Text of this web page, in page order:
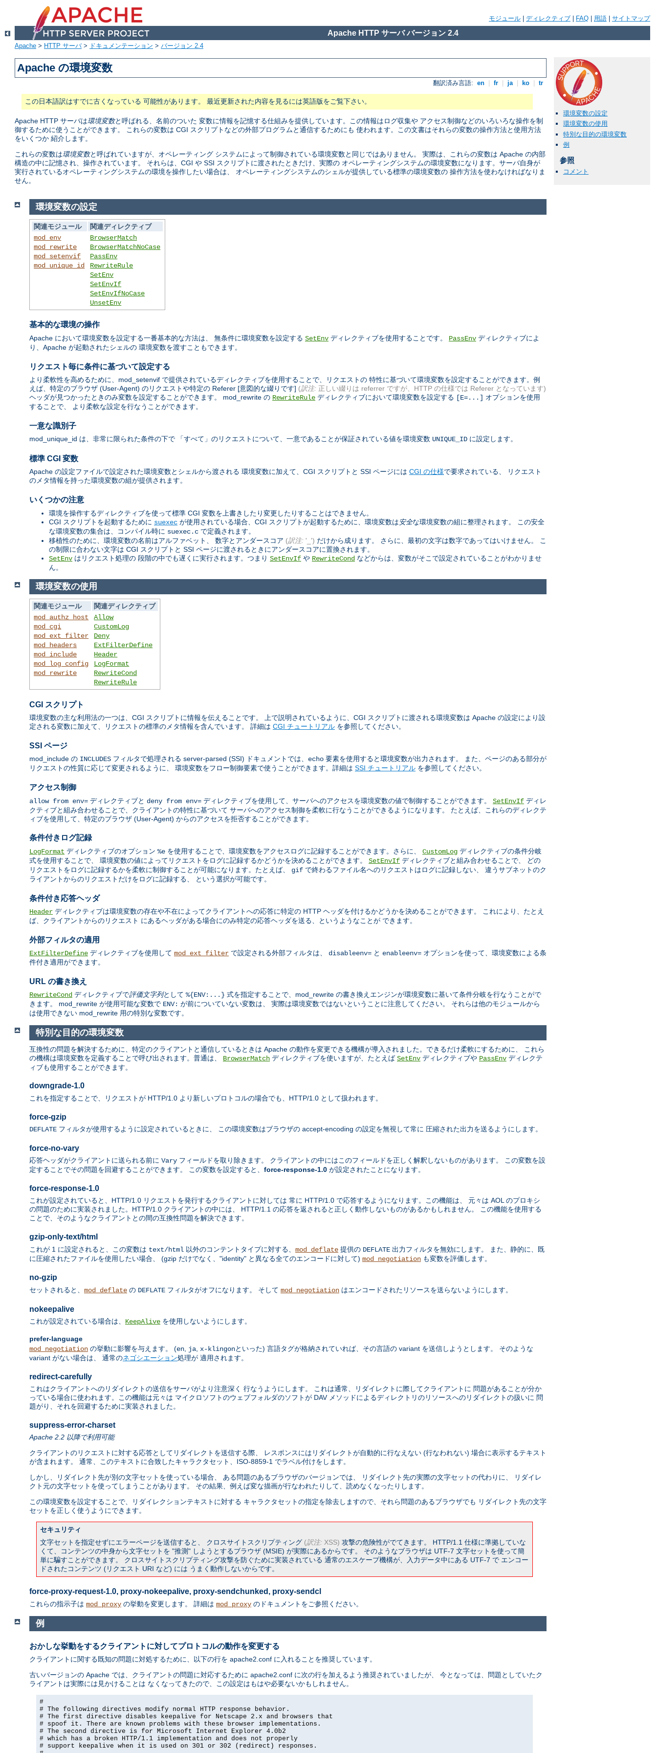
モジュール ディレクティブ FAQ 用語 サイトマップ
Apache HTTP サーバ バージョン 2.4
Apache > HTTP サーバ> ドキュメンテーション > バージョン 2.4
Apache の環境変数
翻訳済み言語: en fr ja ko tr
この日本語訳はすでに古くなっている 可能性があります。 最近更新された内容を見るには英語版をご覧下さい。
Apache HTTP サーバは環境変数と呼ばれる、名前のついた 変数に情報を記憶する仕組みを提供しています。この情報はログ収集や アクセス制御などのいろいろな操作を制
御するために使うことができます。 これらの変数は CGI スクリプトなどの外部プログラムと通信するためにも 使われます。この文書はそれらの変数の操作方法と使用方法
をいくつか 紹介します。
これらの変数は環境変数と呼ばれていますが、オペレーティング システムによって制御されている環境変数と同じではありません。 実際は、これらの変数は Apache の内部
構造の中に記憶され、操作されています。 それらは、CGI や SSI スクリプトに渡されたときだけ、実際の オペレーティングシステムの環境変数になります。サーバ自身が
実行されているオペレーティングシステムの環境を操作したい場合は、 オペレーティングシステムのシェルが提供している標準の環境変数の 操作方法を使わなければなりま
せん。
環境変数の設定
環境変数の使用
特別な目的の環境変数
例
参照
コメント
環境変数の設定
関連モジュール
関連ディレクティブ
mod_env
mod_rewrite
mod_setenvif
mod_unique_id
BrowserMatch
BrowserMatchNoCase
PassEnv
RewriteRule
SetEnv
SetEnvIf
SetEnvIfNoCase
UnsetEnv
基本的な環境の操作
Apache において環境変数を設定する一番基本的な方法は、 無条件に環境変数を設定する SetEnv ディレクティブを使用することです。 PassEnv ディレクティブによ
り、Apache が起動されたシェルの 環境変数を渡すこともできます。
リクエスト毎に条件に基づいて設定する
より柔軟性を高めるために、mod_setenvif で提供されているディレクティブを使用することで、リクエストの 特性に基づいて環境変数を設定することができます。例
えば、特定のブラウザ (User-Agent) のリクエストや特定の Referer [意図的な綴りです] (訳注: 正しい綴りは referrer ですが、HTTP の仕様では Referer となっています)
ヘッダが見つかったときのみ変数を設定することができます。 mod_rewrite の RewriteRule ディレクティブにおいて環境変数を設定する [E=...] オプションを使用
することで、 より柔軟な設定を行なうことができます。
一意な識別子
mod_unique_id は、非常に限られた条件の下で 「すべて」のリクエストについて、一意であることが保証されている値を環境変数 UNIQUE_ID に設定します。
標準 CGI 変数
Apache の設定ファイルで設定された環境変数とシェルから渡される 環境変数に加えて、CGI スクリプトと SSI ページには CGI の仕様で要求されている、 リクエスト
のメタ情報を持った環境変数の組が提供されます。
いくつかの注意
環境を操作するディレクティブを使って標準 CGI 変数を上書きしたり変更したりすることはできません。
CGI スクリプトを起動するために suexec が使用されている場合、CGI スクリプトが起動するために、環境変数は安全な環境変数の組に整理されます。 この安全
な環境変数の集合は、コンパイル時に suexec.c で定義されます。
移植性のために、環境変数の名前はアルファベット、 数字とアンダースコア (訳注: '_') だけから成ります。 さらに、最初の文字は数字であってはいけません。 こ
の制限に合わない文字は CGI スクリプトと SSI ページに渡されるときにアンダースコアに置換されます。
SetEnv はリクエスト処理の 段階の中でも遅くに実行されます。つまり SetEnvIf や RewriteCond などからは、変数がそこで設定されていることがわかりませ
ん。
環境変数の使用
関連モジュール
関連ディレクティブ
mod_authz_host
mod_cgi
mod_ext_filter
mod_headers
mod_include
mod_log_config
mod_rewrite
Allow
CustomLog
Deny
ExtFilterDefine
Header
LogFormat
RewriteCond
RewriteRule
CGI スクリプト
環境変数の主な利用法の一つは、CGI スクリプトに情報を伝えることです。 上で説明されているように、CGI スクリプトに渡される環境変数は Apache の設定により設
定される変数に加えて、リクエストの標準のメタ情報を含んでいます。 詳細は CGI チュートリアル を参照してください。
SSI ページ
mod_include の INCLUDES フィルタで処理される server-parsed (SSI) ドキュメントでは、 echo 要素を使用すると環境変数が出力されます。 また、ページのある部分が
リクエストの性質に応じて変更されるように、 環境変数をフロー制御要素で使うことができます。詳細は SSI チュートリアル を参照してください。
アクセス制御
allow from env= ディレクティブと deny from env= ディレクティブを使用して、サーバへのアクセスを環境変数の値で制御することができます。 SetEnvIf ディレ
クティブと組み合わせることで、クライアントの特性に基づいて サーバへのアクセス制御を柔軟に行なうことができるようになります。 たとえば、これらのディレクテ
ィブを使用して、特定のブラウザ (User-Agent) からのアクセスを拒否することができます。
条件付きログ記録
LogFormat ディレクティブのオプション %e を使用することで、環境変数をアクセスログに記録することができます。さらに、 CustomLog ディレクティブの条件分岐
式を使用することで、 環境変数の値によってリクエストをログに記録するかどうかを決めることができます。 SetEnvIf ディレクティブと組み合わせることで、 どの
リクエストをログに記録するかを柔軟に制御することが可能になります。たとえば、 gif で終わるファイル名へのリクエストはログに記録しない、 違うサブネットのク
ライアントからのリクエストだけをログに記録する、 という選択が可能です。
条件付き応答ヘッダ
Header ディレクティブは環境変数の存在や不在によってクライアントへの応答に特定の HTTP ヘッダを付けるかどうかを決めることができます。 これにより、たとえ
ば、クライアントからのリクエスト にあるヘッダがある場合にのみ特定の応答ヘッダを送る、というようなことが できます。
外部フィルタの適用
ExtFilterDefine ディレクティブを使用して mod_ext_filter で設定される外部フィルタは、 disableenv= と enableenv= オプションを使って、環境変数による条
件付き適用ができます。
URL の書き換え
RewriteCond ディレクティブで評価文字列として %{ENV:...} 式を指定することで、mod_rewrite の書き換えエンジンが環境変数に基いて条件分岐を行なうことがで
きます。 mod_rewrite が使用可能な変数で ENV: が前についていない変数は、 実際は環境変数ではないということに注意してください。 それらは他のモジュールから
は使用できない mod_rewrite 用の特別な変数です。
特別な目的の環境変数
互換性の問題を解決するために、特定のクライアントと通信しているときは Apache の動作を変更できる機構が導入されました。できるだけ柔軟にするために、 これら
の機構は環境変数を定義することで呼び出されます。普通は、 BrowserMatch ディレクティブを使いますが、たとえばSetEnv ディレクティブや PassEnv ディレクテ
ィブも使用することができます。
downgrade-1.0
これを指定することで、リクエストが HTTP/1.0 より新しいプロトコルの場合でも、HTTP/1.0 として扱われます。
force-gzip
DEFLATE フィルタが使用するように設定されているときに、 この環境変数はブラウザの accept-encoding の設定を無視して常に 圧縮された出力を送るようにします。
force-no-vary
応答ヘッダがクライアントに送られる前に Vary フィールドを取り除きます。 クライアントの中にはこのフィールドを正しく解釈しないものがあります。 この変数を設
定することでその問題を回避することができます。 この変数を設定すると、 force-response-1.0 が設定されたことになります。
force-response-1.0
これが設定されていると、HTTP/1.0 リクエストを発行するクライアントに対しては 常に HTTP/1.0 で応答するようになります。この機能は、 元々は AOL のプロキシ
の問題のために実装されました。HTTP/1.0 クライアントの中には、 HTTP/1.1 の応答を返されると正しく動作しないものがあるかもしれません。 この機能を使用する
ことで、そのようなクライアントとの間の互換性問題を解決できます。
gzip-only-text/html
これが 1 に設定されると、この変数は text/html 以外のコンテントタイプに対する、 mod_deflate 提供の DEFLATE 出力フィルタを無効にします。 また、静的に、既
に圧縮されたファイルを使用したい場合、 (gzip だけでなく、"identity" と異なる全てのエンコードに対して) mod_negotiation も変数を評価します。
no-gzip
セットされると、 mod_deflate の DEFLATE フィルタがオフになります。 そして mod_negotiation はエンコードされたリソースを送らないようにします。
nokeepalive
これが設定されている場合は、 KeepAlive を使用しないようにします。
prefer-language
mod_negotiation の挙動に影響を与えます。 (en ja x-klingonといった) 言語タグが格納されていれば、その言語の variant を送信しようとします。 そのような
variant がない場合は、 通常のネゴシエーション処理が 適用されます。
redirect-carefully
これはクライアントへのリダイレクトの送信をサーバがより注意深く 行なうようにします。 これは通常、リダイレクトに際してクライアントに 問題があることが分か
っている場合に使われます。この機能は元々は マイクロソフトのウェブフォルダのソフトが DAV メソッドによるディレクトリのリソースへのリダイレクトの扱いに 問
題がり、それを回避するために実装されました。
suppress-error-charset
Apache 2.2 以降で利用可能
クライアントのリクエストに対する応答としてリダイレクトを送信する際、 レスポンスにはリダイレクトが自動的に行なえない (行なわれない) 場合に表示するテキスト
が含まれます。 通常、このテキストに合致したキャラクタセット、ISO-8859-1 でラベル付けをします。
しかし、リダイレクト先が別の文字セットを使っている場合、 ある問題のあるブラウザのバージョンでは、 リダイレクト先の実際の文字セットの代わりに、 リダイレ
クト元の文字セットを使ってしまうことがあります。 その結果、例えば変な描画が行なわれたりして、読めなくなったりします。
この環境変数を設定することで、リダイレクションテキストに対する キャラクタセットの指定を除去しますので、それら問題のあるブラウザでも リダイレクト先の文字
セットを正しく使うようにできます。
セキュリティ
文字セットを指定せずにエラーページを送信すると、 クロスサイトスクリプティング (訳注: XSS) 攻撃の危険性がでてきます。 HTTP/1.1 仕様に準拠していな
くて、コンテンツの中身から文字セットを "推測" しようとするブラウザ (MSIE) が実際にあるからです。 そのようなブラウザは UTF-7 文字セットを使って簡
単に騙すことができます。 クロスサイトスクリプティング攻撃を防ぐために実装されている 通常のエスケープ機構が、入力データ中にある UTF-7 で エンコー
ドされたコンテンツ (リクエスト URI など) には うまく動作しないからです。
force-proxy-request-1.0, proxy-nokeepalive, proxy-sendchunked, proxy-sendcl
これらの指示子は mod_proxy の挙動を変更します。 詳細は mod_proxy のドキュメントをご参照ください。
例
おかしな挙動をするクライアントに対してプロトコルの動作を変更する
クライアントに関する既知の問題に対処するために、以下の行を apache2.conf に入れることを推奨しています。
古いバージョンの Apache では、クライアントの問題に対応するために apache2.conf に次の行を加えるよう推奨されていましたが、 今となっては、問題としていたク
ライアントは実際には見かけることは なくなってきたので、この設定はもはや必要ないかもしれません。
#
# The following directives modify normal HTTP response behavior.
# The first directive disables keepalive for Netscape 2.x and browsers that
# spoof it. There are known problems with these browser implementations.
# The second directive is for Microsoft Internet Explorer 4.0b2
# which has a broken HTTP/1.1 implementation and does not properly
# support keepalive when it is used on 301 or 302 (redirect) responses.